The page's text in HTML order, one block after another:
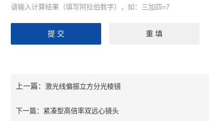
请输入计算结果（填写阿拉伯数字），如：三加四=7
上一篇：激光线偏振立方分光棱镜
下一篇： 紧凑型高倍率双远心镜头